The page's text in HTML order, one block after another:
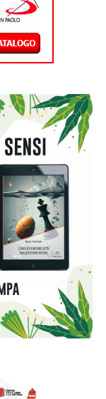
alla
programma dal
nuova fase per
fianco delle
anche i
alsostegno
lo
Lombardia e
Ossola,
In quattro anni la
asili nido situati
ad
del progetto
Anita –